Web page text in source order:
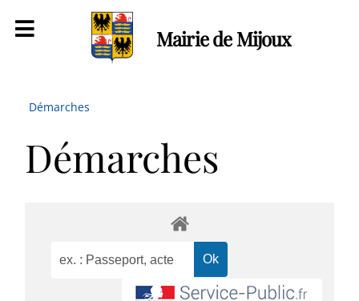
Mairie de Mijoux
Démarches
Démarches